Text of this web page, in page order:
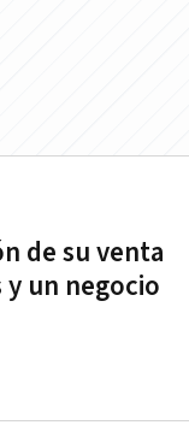
de su venta
un negocio